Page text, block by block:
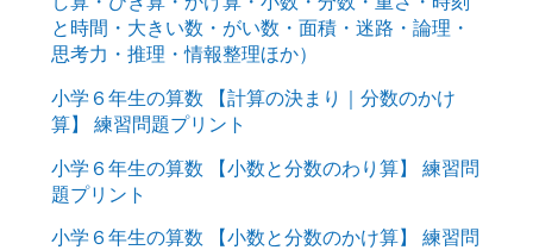
と時間・大きい数・がい数・面積・迷路・論理・
思考力・推理・情報整理ほか）
小学６年生の算数 【計算の決まり｜分数のかけ
算】 練習問題プリント
小学６年生の算数 【小数と分数のわり算】 練習問
題プリント
小学６年生の算数 【小数と分数のかけ算】 練習問